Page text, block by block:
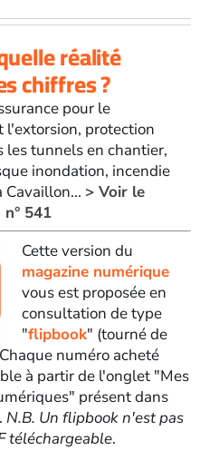
réalité
chiffres ?
pour le
l'extorsion, protection
les tunnels en chantier,
inondation, incendie
> Voir le
541
Cette version du
magazine numérique
vous est proposée en
consultation de type
"flipbook" (tourné de
numéro acheté
à partir de l'onglet "Mes
présent dans
N.B. Un flipbook n'est pas
téléchargeable.